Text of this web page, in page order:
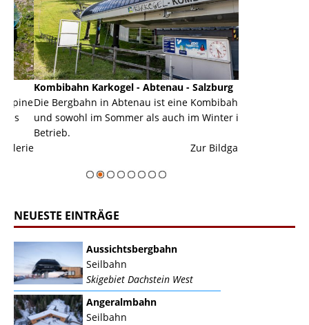
Kombibahn Karkogel - Abtenau - Salzburg
Die Bergbahn in Abtenau ist eine Kombibahn
und sowohl im Sommer als auch im Winter in
Betrieb.
Zur Bildgalerie
NEUESTE EINTRÄGE
Aussichtsbergbahn
Seilbahn
Skigebiet Dachstein West
Angeralmbahn
Seilbahn